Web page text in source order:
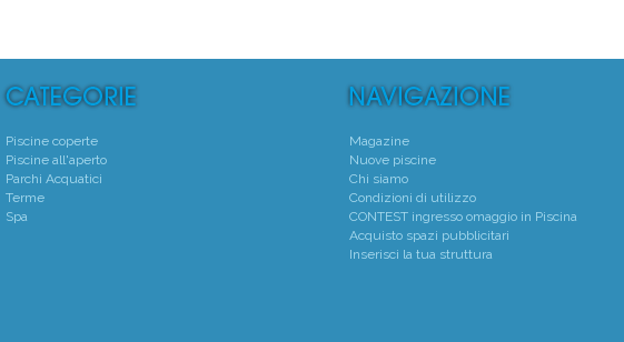
Piscine coperte
Piscine all'aperto
Parchi Acquatici
Terme
Spa
Magazine
Nuove piscine
Chi siamo
Condizioni di utilizzo
CONTEST ingresso omaggio in Piscina
Acquisto spazi pubblicitari
Inserisci la tua struttura